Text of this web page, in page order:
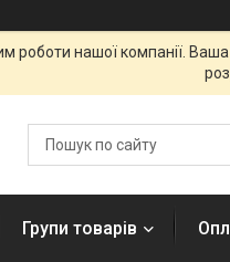
роботи нашої компанії.
Групи товарів